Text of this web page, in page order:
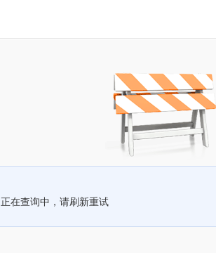
正在查询中，请刷新重试